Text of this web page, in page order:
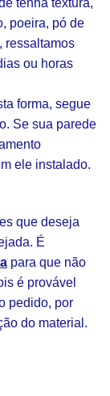
tenha textura,
poeira, pó de
ressaltamos
ou horas
forma, segue
Se sua parede
ele instalado.
que deseja
É
para que não
é provável
pedido, por
do material.